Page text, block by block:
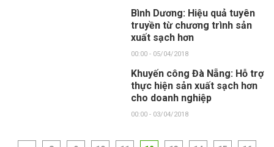
Bình Dương: Hiệu quả tuyên
truyền từ chương trình sản
xuất sạch hơn
00:00 - 05/04/2018
Khuyến công Đà Nẵng: Hỗ trợ
thực hiện sản xuất sạch hơn
cho doanh nghiệp
00:00 - 03/04/2018